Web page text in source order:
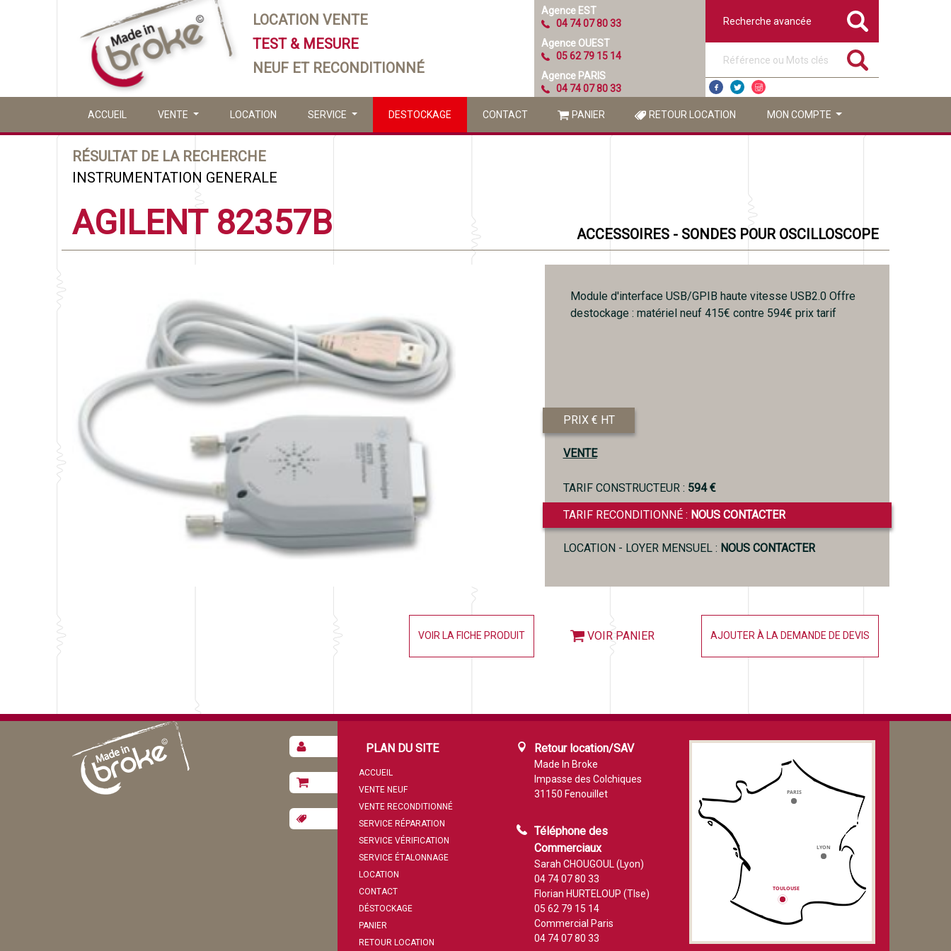
LOCATION VENTE
TEST & MESURE
NEUF ET RECONDITIONNÉ
Agence EST
04 74 07 80 33
Agence OUEST
05 62 79 15 14
Agence PARIS
04 74 07 80 33
Recherche avancée
ACCUEIL VENTE LOCATION SERVICE DESTOCKAGE CONTACT PANIER RETOUR LOCATION MON COMPTE
RÉSULTAT DE LA RECHERCHE
INSTRUMENTATION GENERALE
AGILENT 82357B ACCESSOIRES - SONDES POUR OSCILLOSCOPE
Module d'interface USB/GPIB haute vitesse USB2.0 Offre
destockage : matériel neuf 415€ contre 594€ prix tarif
PRIX € HT
VENTE
TARIF CONSTRUCTEUR : 594 €
TARIF RECONDITIONNÉ : NOUS CONTACTER
LOCATION - LOYER MENSUEL : NOUS CONTACTER
VOIR LA FICHE PRODUIT VOIR PANIER AJOUTER À LA DEMANDE DE DEVIS
PLAN DU SITE
ACCUEIL
VENTE NEUF
VENTE RECONDITIONNÉ
SERVICE RÉPARATION
SERVICE VÉRIFICATION
SERVICE ÉTALONNAGE
LOCATION
CONTACT
DÉSTOCKAGE
PANIER
RETOUR LOCATION
Retour location/SAV
Made In Broke
Impasse des Colchiques
31150 Fenouillet
Téléphone des
Commerciaux
Sarah CHOUGOUL (Lyon)
04 74 07 80 33
Florian HURTELOUP (Tlse)
05 62 79 15 14
Commercial Paris
04 74 07 80 33